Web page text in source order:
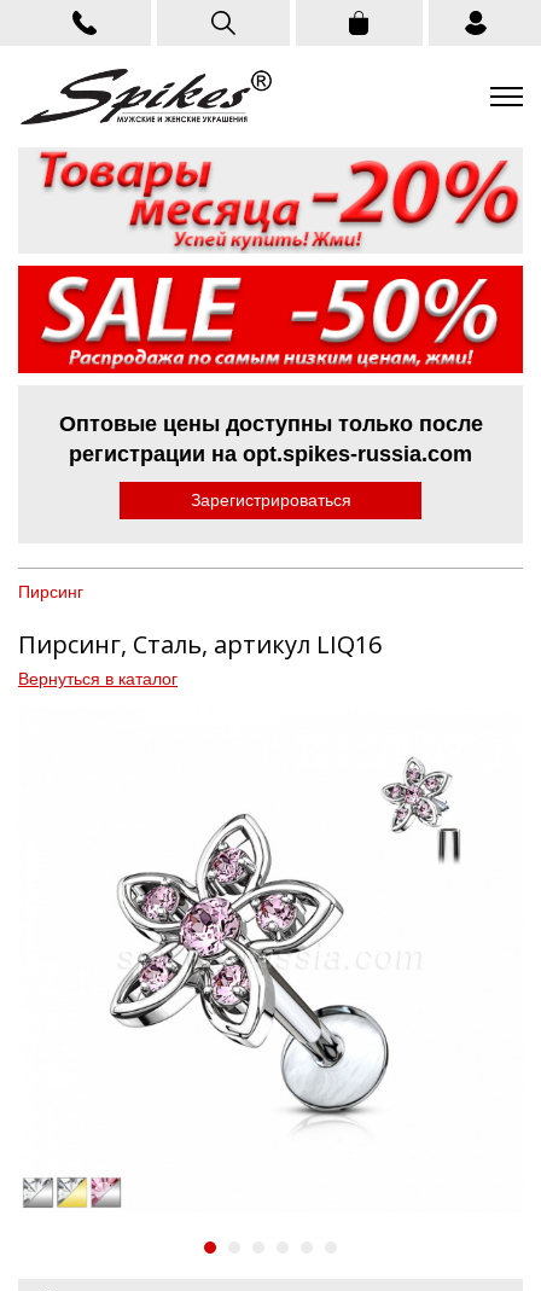
Оптовые цены доступны только после
регистрации на opt.spikes-russia.com
Зарегистрироваться
Пирсинг
Пирсинг, Сталь, артикул LIQ16
Вернуться в каталог